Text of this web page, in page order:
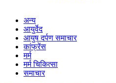
अन्य
आयुर्वेद
आयुष दर्पण समाचार
कांफ्रेंस
मर्म
मर्म चिकित्सा
समाचार